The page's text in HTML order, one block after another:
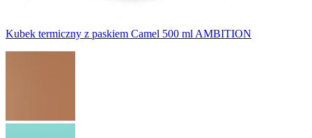
Kubek termiczny z paskiem Camel 500 ml AMBITION